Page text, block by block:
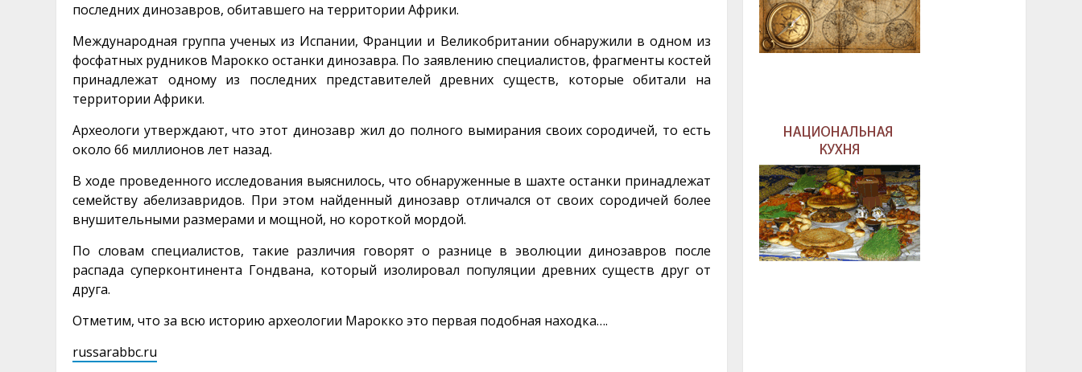
последних динозавров, обитавшего на территории Африки.
Международная группа ученых из Испании, Франции и Великобритании обнаружили в одном из
фосфатных рудников Марокко останки динозавра. По заявлению специалистов, фрагменты костей
принадлежат одному из последних представителей древних существ, которые обитали на
территории Африки.
Археологи утверждают, что этот динозавр жил до полного вымирания своих сородичей, то есть
около 66 миллионов лет назад.
В ходе проведенного исследования выяснилось, что обнаруженные в шахте останки принадлежат
семейству абелизавридов. При этом найденный динозавр отличался от своих сородичей более
внушительными размерами и мощной, но короткой мордой.
По словам специалистов, такие различия говорят о разнице в эволюции динозавров после
распада суперконтинента Гондвана, который изолировал популяции древних существ друг от
друга.
Отметим, что за всю историю археологии Марокко это первая подобная находка….
russarabbc.ru